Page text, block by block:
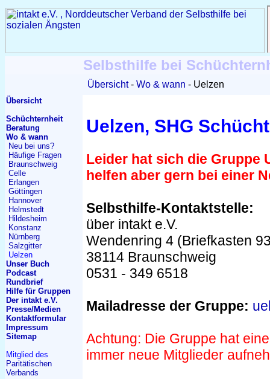
Selbsthilfe bei
Übersicht Wo & wann Uelzen
Übersicht
Schüchternheit
Beratung
Wo & wann
Neu bei uns?
Häufige Fragen
Braunschweig
Celle
Erlangen
Göttingen
Hannover
Helmstedt
Hildesheim
Konstanz
Nürnberg
Salzgitter
Uelzen
Unser Buch
Podcast
Rundbrief
Hilfe für Gruppen
Der intakt e.V.
Presse/Medien
Kontaktformular
Impressum
Sitemap
Mitglied des
Paritätischen
Verbands
Uelzen, SHG
Leider hat sich die Gruppe
helfen aber gern bei einer
Selbsthilfe-Kontaktstelle:
über intakt e.V.
Wendenring 4 (Briefkasten
38114 Braunschweig
0531 - 349 6518
Mailadresse der Gruppe:
Achtung: Die Gruppe hat
immer neue Mitglieder